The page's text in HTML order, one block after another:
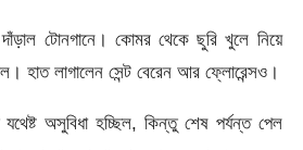
টোনগানে। কোমর থেকে ছুরি খুলে নিয়ে
হাত লাগালেন সেন্ট বেরেন আর ফ্লোরেন্সও।
অসুবিধা হচ্ছিল, কিন্তু শেষ পর্যন্ত পেল